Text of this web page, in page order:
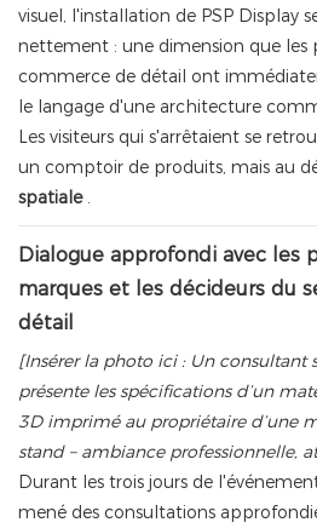
visuel, l'installation de PSP Display
nettement : une dimension que les
commerce de détail ont
le langage d'une architecture
Les visiteurs qui s'arrêtaient se
un comptoir de produits, mais au
spatiale.
Dialogue approfondi avec les
marques et les décideurs du
détail
[Insérer la photo ici : Un consultant
présente les spécifications d’un
3D imprimé au propriétaire d’une
stand – ambiance professionnelle,
Durant les trois jours de
mené des consultations